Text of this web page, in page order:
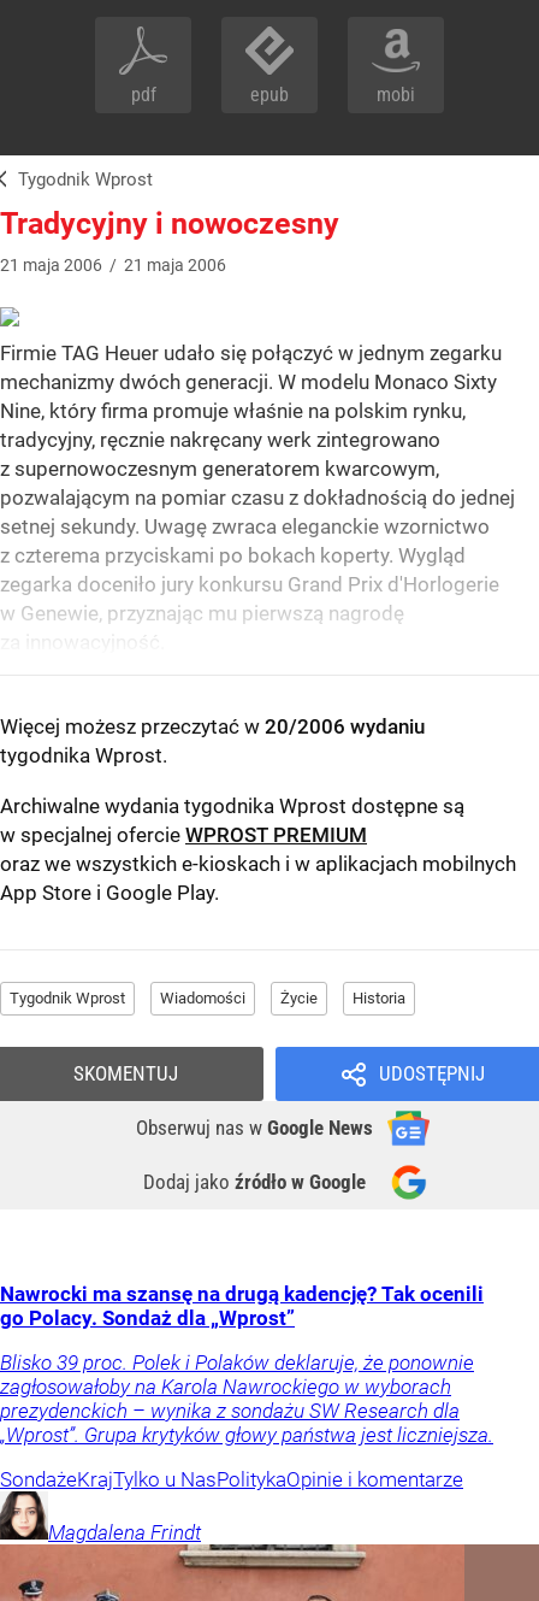
pdf epub mobi
Tygodnik Wprost
Tradycyjny i nowoczesny
21 maja 2006 / 21 maja 2006
Firmie TAG Heuer udało się połączyć w jednym zegarku
mechanizmy dwóch generacji. W modelu Monaco Sixty
Nine, który firma promuje właśnie na polskim rynku,
tradycyjny, ręcznie nakręcany werk zintegrowano
z supernowoczesnym generatorem kwarcowym,
pozwalającym na pomiar czasu z dokładnością do jednej
setnej sekundy. Uwagę zwraca eleganckie wzornictwo
z czterema przyciskami po bokach koperty. Wygląd
zegarka doceniło jury konkursu Grand Prix d'Horlogerie
w Genewie, przyznając mu pierwszą nagrodę
za innowacyjność.
Więcej możesz przeczytać w 20/2006 wydaniu
tygodnika Wprost.
Archiwalne wydania tygodnika Wprost dostępne są
w specjalnej ofercie WPROST PREMIUM
oraz we wszystkich e-kioskach i w aplikacjach mobilnych
App Store i Google Play.
Tygodnik Wprost Wiadomości Życie Historia
UDOSTĘPNIJ
Obserwuj nas w Google News
Dodaj jako źródło w Google
SKOMENTUJ
Nawrocki ma szansę na drugą kadencję? Tak ocenili
go Polacy. Sondaż dla „Wprost”
Blisko 39 proc. Polek i Polaków deklaruje, że ponownie
zagłosowałoby na Karola Nawrockiego w wyborach
prezydenckich – wynika z sondażu SW Research dla
„Wprost”. Grupa krytyków głowy państwa jest liczniejsza.
SondażeKrajTylko u NasPolitykaOpinie i komentarze
Magdalena Frindt